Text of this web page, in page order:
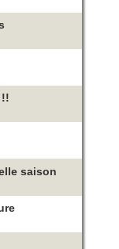
!!
saison